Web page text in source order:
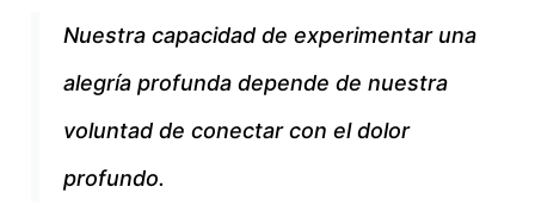
Nuestra capacidad de experimentar una
alegría profunda depende de nuestra
voluntad de conectar con el dolor
profundo.